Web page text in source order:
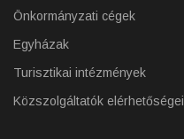
Önkormányzati cégek
Egyházak
Turisztikai intézmények
Közszolgáltatók elérhetőségei